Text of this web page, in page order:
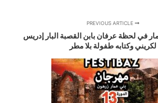
في لحظة عرفان بابن القصبة البار إدريس
لكريني وكتابه طفولة بلا مطر